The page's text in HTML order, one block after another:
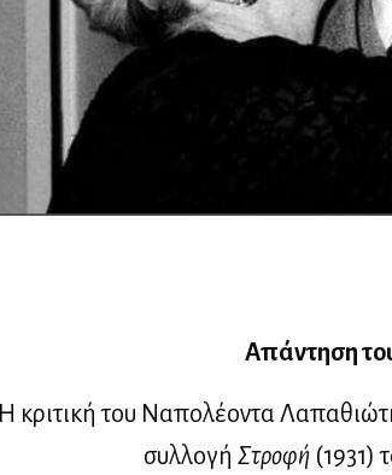
Απά­ντη­ση
Η κρι­τι­κή του Να­πο­λέ­ο­ντα
συλ­λο­γή Στρο­φή (1931)